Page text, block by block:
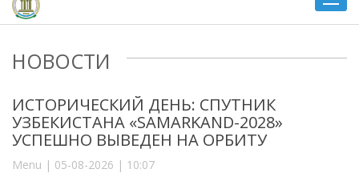
НОВОСТИ
ИСТОРИЧЕСКИЙ ДЕНЬ: СПУТНИК
УЗБЕКИСТАНА «SAMARKAND-2028»
УСПЕШНО ВЫВЕДЕН НА ОРБИТУ
Menu | 05-08-2026 | 10:07